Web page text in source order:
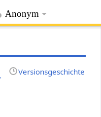
Anonym
Versionsgeschichte